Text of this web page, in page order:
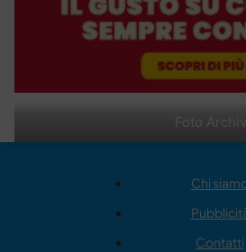
Foto
Chi
Contatti